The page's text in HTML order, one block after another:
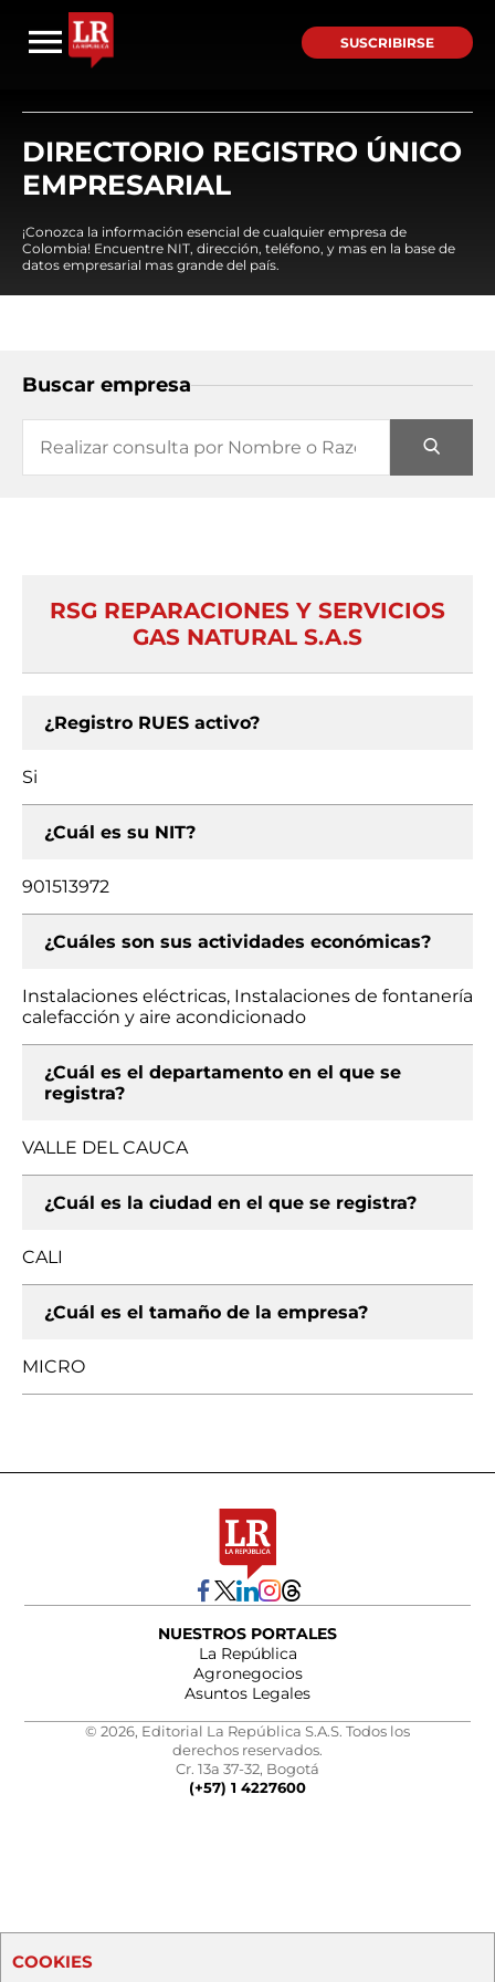
SUSCRIBIRSE
DIRECTORIO REGISTRO ÚNICO
EMPRESARIAL
¡Conozca la información esencial de cualquier empresa de
Colombia! Encuentre NIT, dirección, teléfono, y mas en la base de
datos empresarial mas grande del país.
Buscar empresa
RSG REPARACIONES Y SERVICIOS
GAS NATURAL S.A.S
¿Registro RUES activo?
Si
¿Cuál es su NIT?
901513972
¿Cuáles son sus actividades económicas?
Instalaciones eléctricas, Instalaciones de fontanería
calefacción y aire acondicionado
¿Cuál es el departamento en el que se
registra?
VALLE DEL CAUCA
¿Cuál es la ciudad en el que se registra?
CALI
¿Cuál es el tamaño de la empresa?
MICRO
NUESTROS PORTALES
La República
Agronegocios
Asuntos Legales
© 2026, Editorial La República S.A.S. Todos los
derechos reservados.
Cr. 13a 37-32, Bogotá
(+57) 1 4227600
COOKIES